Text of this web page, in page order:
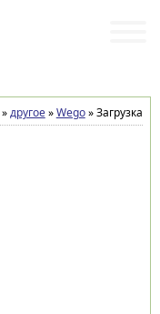
»другое»Wego»Загрузка